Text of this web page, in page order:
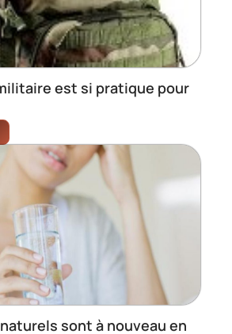
est si pratique pour
sont à nouveau en